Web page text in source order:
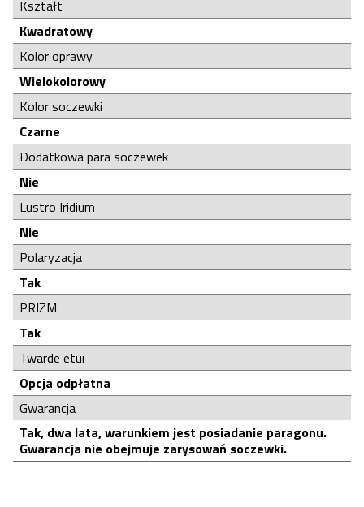
Kształt
Kwadratowy
Kolor oprawy
Wielokolorowy
Kolor soczewki
Czarne
Dodatkowa para soczewek
Nie
Lustro Iridium
Nie
Polaryzacja
Tak
PRIZM
Tak
Twarde etui
Opcja odpłatna
Gwarancja
Tak, dwa lata, warunkiem jest posiadanie paragonu.
Gwarancja nie obejmuje zarysowań soczewki.